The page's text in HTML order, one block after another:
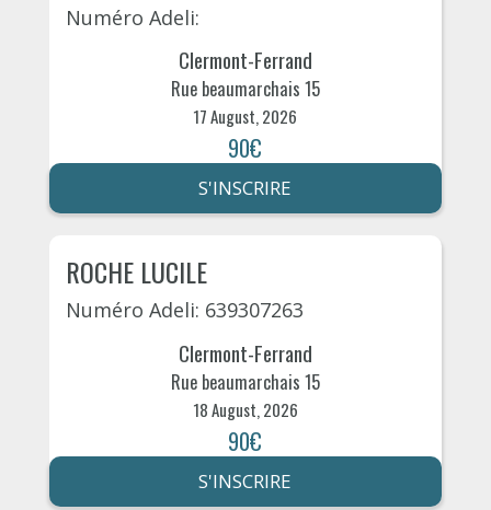
Numéro Adeli:
Clermont-Ferrand
Rue beaumarchais 15
17 August, 2026
90€
S'INSCRIRE
ROCHE LUCILE
Numéro Adeli: 639307263
Clermont-Ferrand
Rue beaumarchais 15
18 August, 2026
90€
S'INSCRIRE